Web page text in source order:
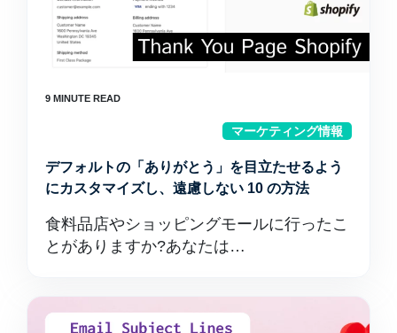
マーケティング情報
デフォルトの「ありがとう」を目立たせるよう
にカスタマイズし、遠慮しない 10 の方法
食料品店やショッピングモールに行ったこ
とがありますか?あなたは…